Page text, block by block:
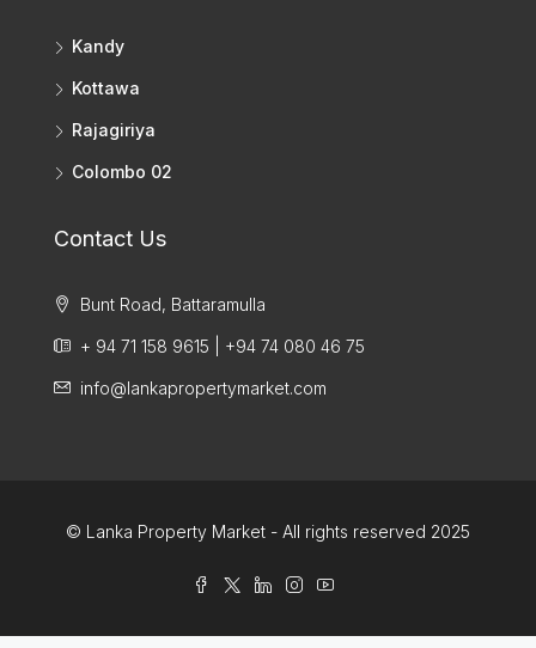
Kandy
Kottawa
Rajagiriya
Colombo 02
Contact Us
Bunt Road, Battaramulla
+ 94 71 158 9615 | +94 74 080 46 75
info@lankapropertymarket.com
© Lanka Property Market - All rights reserved 2025